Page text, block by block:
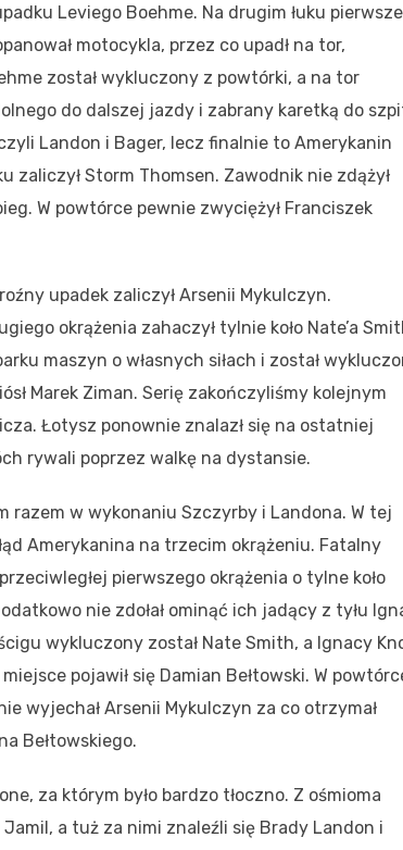
Leviego Boehme. Na drugim łuku
motocykla, przez co upadł na tor,
został wykluczony z powtórki, a na tor
do dalszej jazdy i zabrany karetką do
Landon i Bager, lecz finalnie to Amerykanin
zaliczył Storm Thomsen. Zawodnik nie zdążył
W powtórce pewnie zwyciężył Franciszek
upadek zaliczył Arsenii Mykulczyn.
okrążenia zahaczył tylnie koło Nate’a
maszyn o własnych siłach i został
Marek Ziman. Serię zakończyliśmy kolejnym
Łotysz ponownie znalazł się na ostatniej
rywali poprzez walkę na dystansie.
razem w wykonaniu Szczyrby i Landona. W tej
Amerykanina na trzecim okrążeniu. Fatalny
pierwszego okrążenia o tylne koło
nie zdołał ominąć ich jadący z tyłu
wykluczony został Nate Smith, a Ignacy
pojawił się Damian Bełtowski. W
wyjechał Arsenii Mykulczyn za co otrzymał
Bełtowskiego.
za którym było bardzo tłoczno. Z ośmioma
a tuż za nimi znaleźli się Brady Landon i